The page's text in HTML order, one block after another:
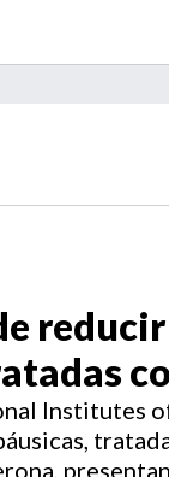
Institutes